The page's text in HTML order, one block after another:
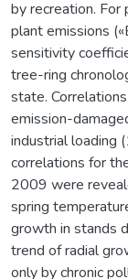
by recreation.
plant emissions
sensitivity
tree-ring
state.
emission-
industrial loading
correlations for
2009 were
spring
growth in stands
trend of radial
only by chronic